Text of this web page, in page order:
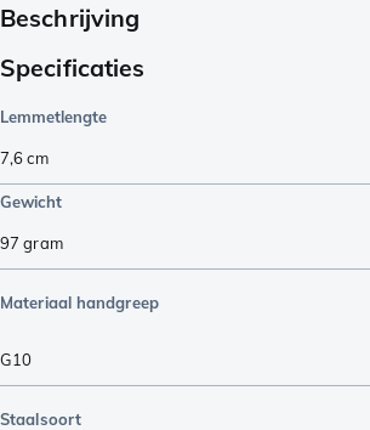
Beschrijving
Specificaties
Lemmetlengte
7,6cm
Gewicht
97 gram
Materiaal handgreep
G10
Staalsoort